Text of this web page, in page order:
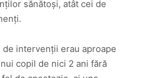
sănătoși, atât cei de
de intervenții erau aproape
copil de nici 2 ani fără